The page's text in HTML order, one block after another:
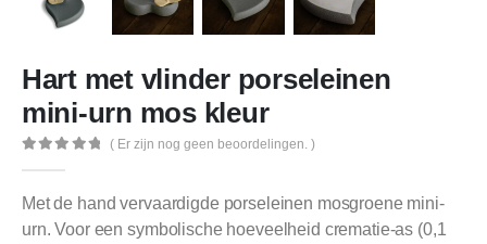
Hart met vlinder porseleinen
mini-urn mos kleur
( Er zijn nog geen beoordelingen. )
Met de hand vervaardigde porseleinen mosgroene mini-
urn. Voor een symbolische hoeveelheid crematie-as (0,1